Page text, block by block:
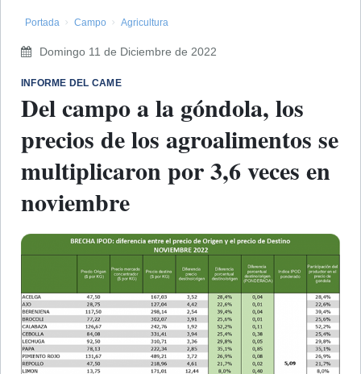
Portada Campo Agricultura
Domingo 11 de Diciembre de 2022
INFORME DEL CAME
Del campo a la góndola, los
precios de los agroalimentos se
multiplicaron por 3,6 veces en
noviembre